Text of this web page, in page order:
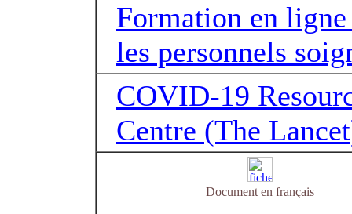
Formation en
les personnels
COVID-19
Centre (The
Document en français